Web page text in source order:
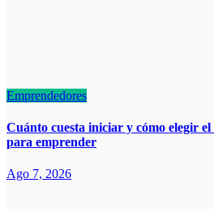
Emprendedores
Cuánto cuesta iniciar y cómo elegir
para emprender
Ago 7, 2026